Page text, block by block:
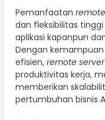
Pemanfaatan
dan fleksibilitas
aplikasi kapanpun
Dengan
efisien, remote server
produktivitas kerja,
memberikan
pertumbuhan bisnis